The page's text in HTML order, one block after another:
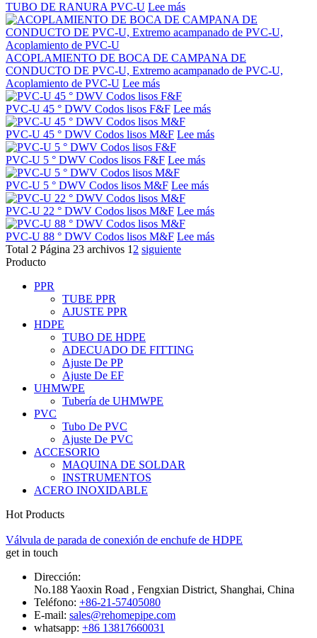
TUBO DE RANURA PVC-U Lee más
ACOPLAMIENTO DE BOCA DE CAMPANA DE
CONDUCTO DE PVC-U, Extremo acampanado de PVC-U,
Acoplamiento de PVC-U Lee más
PVC-U 45 ° DWV Codos lisos F&F Lee más
PVC-U 45 ° DWV Codos lisos M&F Lee más
PVC-U 5 ° DWV Codos lisos F&F Lee más
PVC-U 5 ° DWV Codos lisos M&F Lee más
PVC-U 22 ° DWV Codos lisos M&F Lee más
PVC-U 88 ° DWV Codos lisos M&F Lee más
Total 2 Página 23 archivos 1 2 siguiente
Producto
PPR
TUBE PPR
AJUSTE PPR
HDPE
TUBO DE HDPE
ADECUADO DE FITTING
Ajuste De PP
Ajuste De EF
UHMWPE
Tubería de UHMWPE
PVC
Tubo De PVC
Ajuste De PVC
ACCESORIO
MAQUINA DE SOLDAR
INSTRUMENTOS
ACERO INOXIDABLE
Hot Products
Válvula de parada de conexión de enchufe de HDPE
get in touch
Dirección:
No.188 Yaoxin Road , Fengxian District, Shanghai, China
Teléfono: +86-21-57405080
E-mail: sales@rehomepipe.com
whatsapp: +86 13817660031